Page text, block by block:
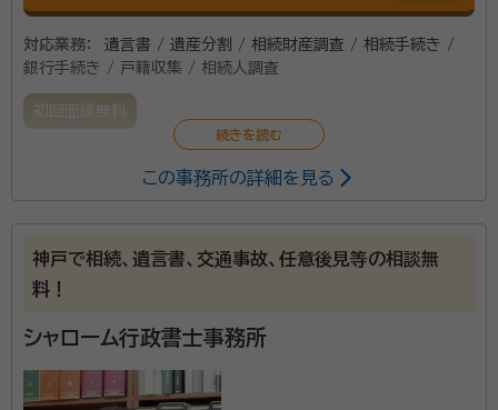
対応業務：
遺言書 / 遺産分割 / 相続財産調査 / 相続手続き /
銀行手続き / 戸籍収集 / 相続人調査
初回面談無料
この事務所の詳細を見る
神戸で相続、遺言書、交通事故、任意後見等の相談無
料！
シャローム行政書士事務所